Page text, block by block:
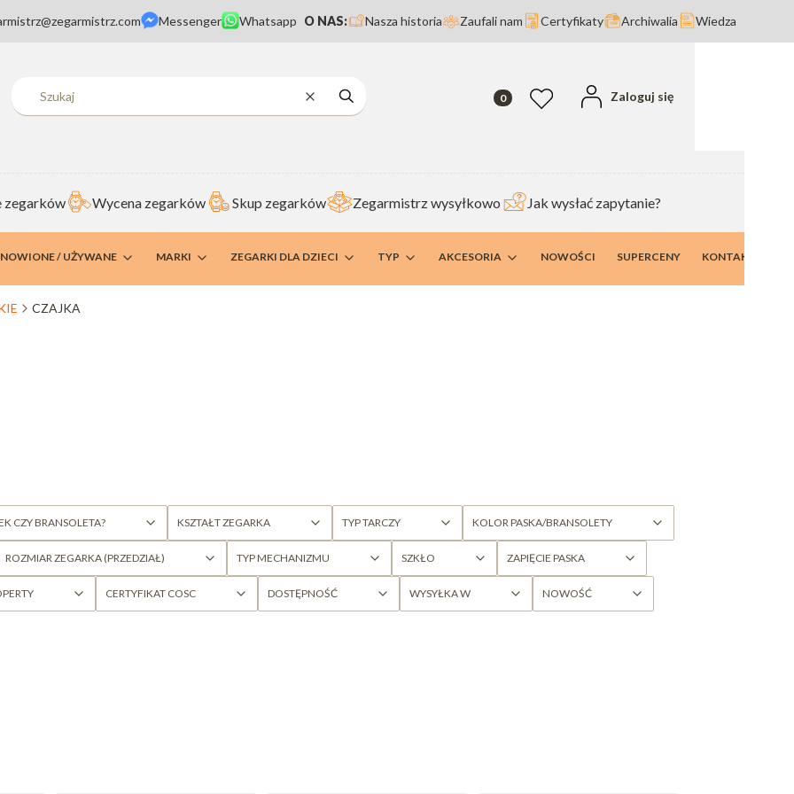
Messenger Whatsapp O NAS: Nasza historia Zaufali nam Certyfikaty Archiwalia Wiedza
WyczyśćSzukaj
Produkty w koszyku: 0. Zobacz szczegóły
Ulubione
Zaloguj się
zegarków Wycena zegarków Skup zegarków Zegarmistrz wysyłkowo Jak wysłać zapytanie?
/ UŻYWANE MARKI ZEGARKI DLA DZIECI TYP AKCESORIA NOWOŚCI SUPERCENY KONTAKT I
CZAJKA
CZY BRANSOLETA? KSZTAŁT ZEGARKA TYP TARCZY KOLOR PASKA/BRANSOLETY
ROZMIAR ZEGARKA (PRZEDZIAŁ) TYP MECHANIZMU SZKŁO ZAPIĘCIE PASKA
CERTYFIKAT COSC DOSTĘPNOŚĆ WYSYŁKA W NOWOŚĆ